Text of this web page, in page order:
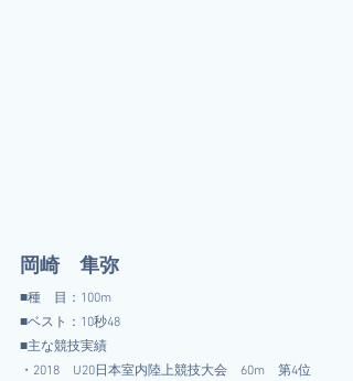
岡崎　隼弥
■種　目：100m
■ベスト：10秒48
■主な競技実績
・2018　U20日本室内陸上競技大会　60m　第4位